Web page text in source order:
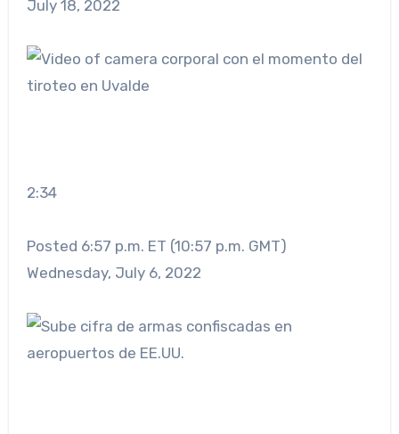
July 18, 2022
2:34
Posted 6:57 p.m. ET (10:57 p.m. GMT)
Wednesday, July 6, 2022